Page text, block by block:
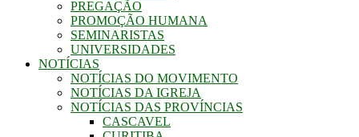
PREGAÇÃO
PROMOÇÃO HUMANA
SEMINARISTAS
UNIVERSIDADES
NOTÍCIAS
NOTÍCIAS DO MOVIMENTO
NOTÍCIAS DA IGREJA
NOTÍCIAS DAS PROVÍNCIAS
CASCAVEL